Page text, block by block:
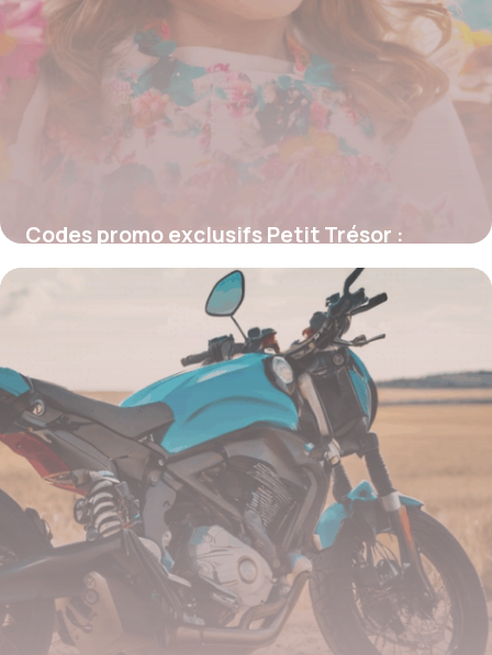
Codes promo exclusifs Petit Trésor :
astuces pour économiser dès aujourd’hui